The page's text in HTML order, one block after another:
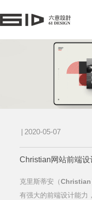
| 2020-05-07
Christian网站前端设
克里斯蒂安（Christian
有强大的前端设计能力